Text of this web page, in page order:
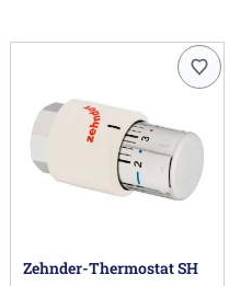
Europastraße 10,
systems.de
Zehnder-Thermostat SH